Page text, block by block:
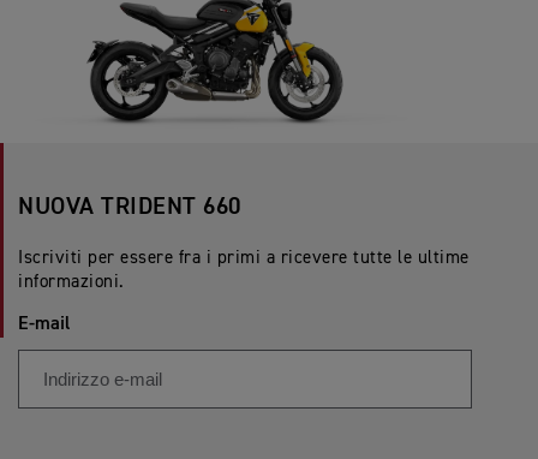
NUOVA TRIDENT 660
Iscriviti per essere fra i primi a ricevere tutte le ultime
informazioni.
E-mail